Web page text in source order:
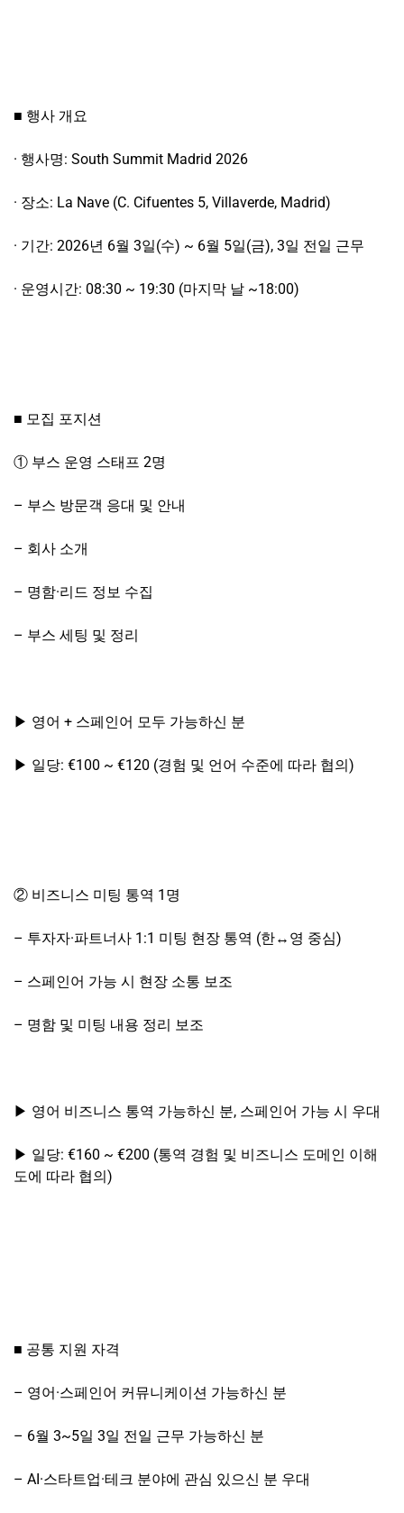
■ 행사 개요
· 행사명: South Summit Madrid 2026
· 장소: La Nave (C. Cifuentes 5, Villaverde, Madrid)
· 기간: 2026년 6월 3일(수) ~ 6월 5일(금), 3일 전일 근무
· 운영시간: 08:30 ~ 19:30 (마지막 날 ~18:00)
■ 모집 포지션
① 부스 운영 스태프 2명
– 부스 방문객 응대 및 안내
– 회사 소개
– 명함·리드 정보 수집
– 부스 세팅 및 정리
▶ 영어 + 스페인어 모두 가능하신 분
▶ 일당: €100 ~ €120 (경험 및 언어 수준에 따라 협의)
② 비즈니스 미팅 통역 1명
– 투자자·파트너사 1:1 미팅 현장 통역 (한↔영 중심)
– 스페인어 가능 시 현장 소통 보조
– 명함 및 미팅 내용 정리 보조
▶ 영어 비즈니스 통역 가능하신 분, 스페인어 가능 시 우대
▶ 일당: €160 ~ €200 (통역 경험 및 비즈니스 도메인 이해
도에 따라 협의)
■ 공통 지원 자격
– 영어·스페인어 커뮤니케이션 가능하신 분
– 6월 3~5일 3일 전일 근무 가능하신 분
– AI·스타트업·테크 분야에 관심 있으신 분 우대